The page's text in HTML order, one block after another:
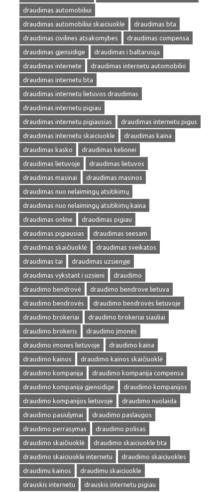
draudimas automobiliui
draudimas automobiliui skaiciuokle
draudimas bta
draudimas civilines atsakomybes
draudimas compensa
draudimas gjensidige
draudimas i baltarusija
draudimas internete
draudimas internetu automobilio
draudimas internetu bta
draudimas internetu lietuvos draudimas
draudimas internetu pigiau
draudimas internetu pigiausias
draudimas internetu pigus
draudimas internetu skaiciuokle
draudimas kaina
draudimas kasko
draudimas kelionei
draudimas lietuvoje
draudimas lietuvos
draudimas masinai
draudimas masinos
draudimas nuo nelaimingų atsitikimų
draudimas nuo nelaimingų atsitikimų kaina
draudimas online
draudimas pigiau
draudimas pigiausias
draudimas seesam
draudimas skaičiuoklė
draudimas sveikatos
draudimas tai
draudimas uzsienyje
draudimas vykstant i uzsieni
draudimo
draudimo bendrovė
draudimo bendrove lietuva
draudimo bendrovės
draudimo bendrovės lietuvoje
draudimo brokeriai
draudimo brokeriai siauliai
draudimo brokeris
draudimo įmonės
draudimo imones lietuvoje
draudimo kaina
draudimo kainos
draudimo kainos skaičiuoklė
draudimo kompanija
draudimo kompanija compensa
draudimo kompanija gjensidige
draudimo kompanijos
draudimo kompanijos lietuvoje
draudimo nuolaida
draudimo pasiulymai
draudimo paslaugos
draudimo perrasymas
draudimo polisas
draudimo skaičiuoklė
draudimo skaiciuokle bta
draudimo skaiciuokle internetu
draudimo skaiciuokles
draudimu kainos
draudimu skaiciuokle
drauskis internetu
drauskis internetu pigiau